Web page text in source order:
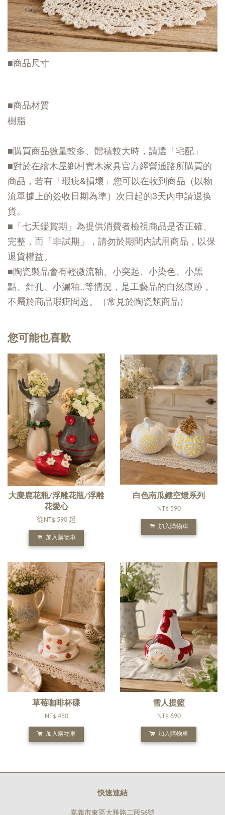
■商品尺寸
■商品材質
樹脂
■購買商品數量較多、體積較大時，請選「宅配」
■對於在繪木屋鄉村實木家具官方經營通路所購買的
商品，若有「瑕疵&損壞」您可以在收到商品（以物
流單據上的簽收日期為準）次日起的3天內申請退换
貨。
■「七天鑑賞期」為提供消費者檢視商品是否正確、
完整，而「非試期」，請勿於期間内試用商品，以保
退貨權益。
■陶瓷製品會有輕微流釉、小突起、小染色、小黑
點、針孔、小漏釉..等情況，是工藝品的自然痕跡，
不屬於商品瑕疵問題。（常見於陶瓷類商品）
您可能也喜歡
大麋鹿花瓶/浮雕花瓶/浮雕
花愛心
從 NT$ 590 起
加入購物車
白色南瓜鏤空燈系列
NT$ 590
加入購物車
草莓咖啡杯碟
NT$ 450
加入購物車
雪人提籃
NT$ 690
加入購物車
快速連結
嘉義市東區大雅路二段56號